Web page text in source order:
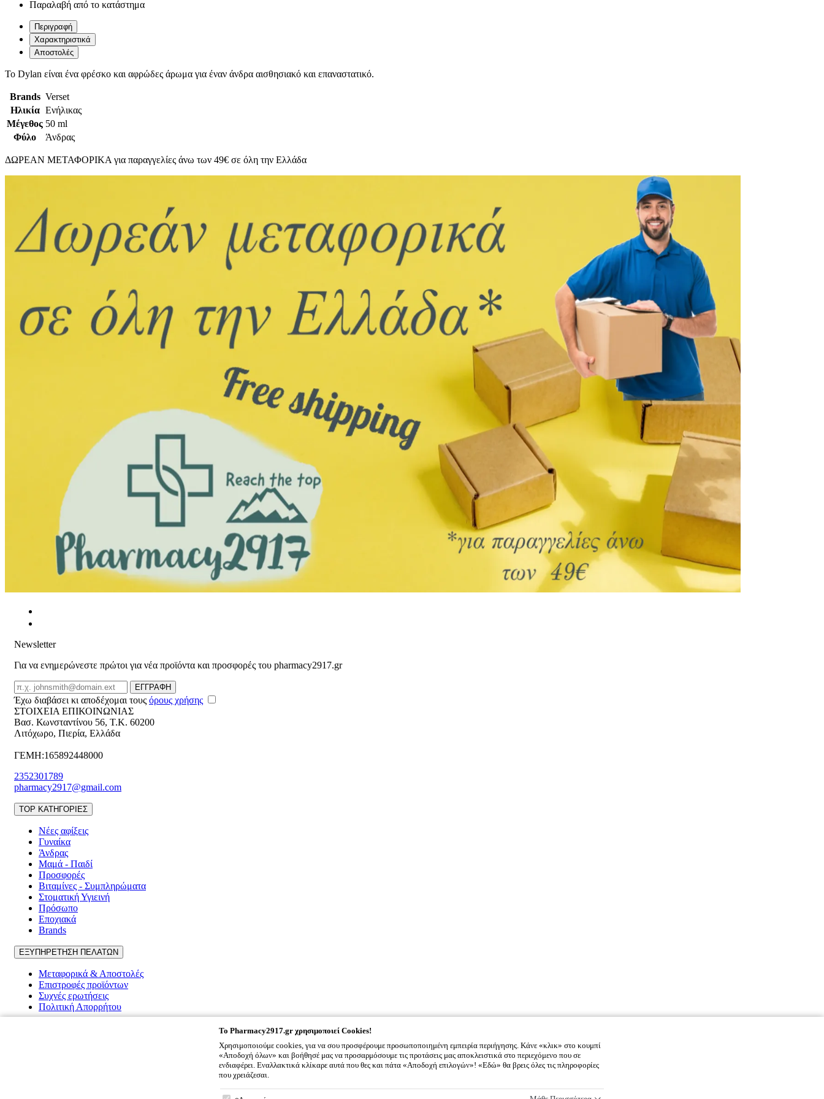
Παραλαβή από το κατάστημα
Περιγραφή
Χαρακτηριστικά
Αποστολές
Το Dylan είναι ένα φρέσκο και αφρώδες άρωμα για έναν άνδρα αισθησιακό και επαναστατικό.
Brands Verset
Ηλικία Ενήλικας
Μέγεθος 50 ml
Φύλο
Άνδρας
ΔΩΡΕΑΝ ΜΕΤΑΦΟΡΙΚΑ για παραγγελίες άνω των 49€ σε όλη την Ελλάδα
Newsletter
Για να ενημερώνεστε πρώτοι για νέα προϊόντα και προσφορές του pharmacy2917.gr
Email
ΕΓΓΡΑΦΗ
Έχω διαβάσει κι αποδέχομαι τους όρους χρήσης
ΣΤΟΙΧΕΙΑ ΕΠΙΚΟΙΝΩΝΙΑΣ
Βασ. Κωνσταντίνου 56, T.K. 60200
Λιτόχωρο, Πιερία, Ελλάδα
ΓΕΜΗ:165892448000
2352301789
pharmacy2917@gmail.com
TOP ΚΑΤΗΓΟΡΙΕΣ
Νέες αφίξεις
Γυναίκα
Άνδρας
Μαμά - Παιδί
Προσφορές
Βιταμίνες - Συμπληρώματα
Στοματική Υγιεινή
Πρόσωπο
Εποχιακά
Brands
ΕΞΥΠΗΡΕΤΗΣΗ ΠΕΛΑΤΩΝ
Μεταφορικά & Αποστολές
Επιστροφές προϊόντων
Συχνές ερωτήσεις
Πολιτική Απορρήτου
To Pharmacy2917.gr χρησιμοποιεί Cookies!
Χρησιμοποιούμε cookies, για να σου προσφέρουμε προσωποποιημένη εμπειρία περιήγησης. Κάνε «κλικ» στο κουμπί
«Αποδοχή όλων» και βοήθησέ μας να προσαρμόσουμε τις προτάσεις μας αποκλειστικά στο περιεχόμενο που σε
ενδιαφέρει. Εναλλακτικά κλίκαρε αυτά που θες και πάτα «Αποδοχή επιλογών»! «Εδώ» θα βρεις όλες τις πληροφορίες
που χρειάζεσαι.
To